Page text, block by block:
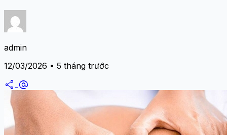
admin
12/03/2026 • 5 tháng trước
share alternate_email